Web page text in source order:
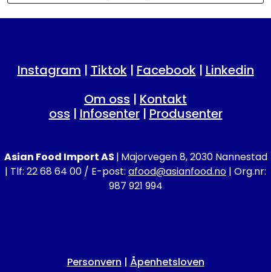
Instagram | Tiktok| Facebook| Linkedin
Om oss | Kontakt
oss | Infosenter| Produsenter
Asian Food Import AS | Majorvegen 8, 2030 Nannestad
| Tlf: 22 68 64 00 / E-post: afood@asianfood.no | Org.nr:
987 921 994
Personvern | Åpenhetsloven